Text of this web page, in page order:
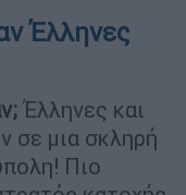
Έλληνες
Έλληνες και
σε μια σκληρή
Πιο